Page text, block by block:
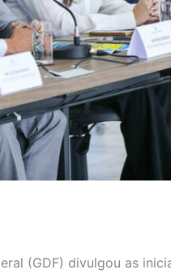
(GDF) divulgou as